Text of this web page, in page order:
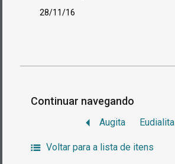
28/11/16
Continuar navegando
Augita Eudialita
Voltar para a lista de itens